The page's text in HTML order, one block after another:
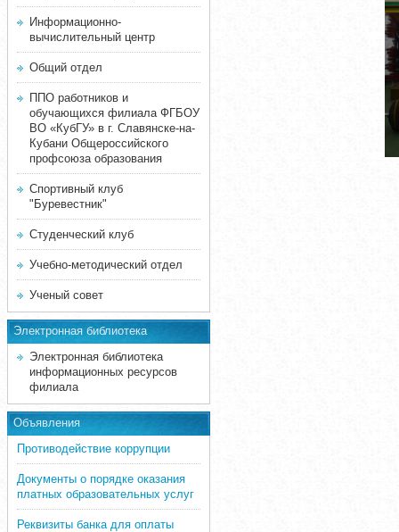
Информационно-
вычислительный центр
Общий отдел
ППО работников и
обучающихся филиала ФГБОУ
ВО «КубГУ» в г. Славянске-на-
Кубани Общероссийского
профсоюза образования
Спортивный клуб
"Буревестник"
Студенческий клуб
Учебно-методический отдел
Ученый совет
Электронная библиотека
Электронная библиотека
информационных ресурсов
филиала
Объявления
Противодействие коррупции
Документы о порядке оказания
платных образовательных услуг
Реквизиты банка для оплаты